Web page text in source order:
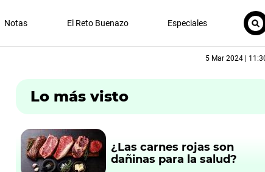
Notas El Reto Buenazo Especiales
5 Mar 2024 |
Lo más visto
¿Las carnes rojas son
dañinas para la salud?